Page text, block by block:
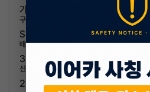
가솔린 / 6.6km/L (5등급)
구분/좌석
SUV / 4인승
배기량
3982cc
신차가격
269,500,000원